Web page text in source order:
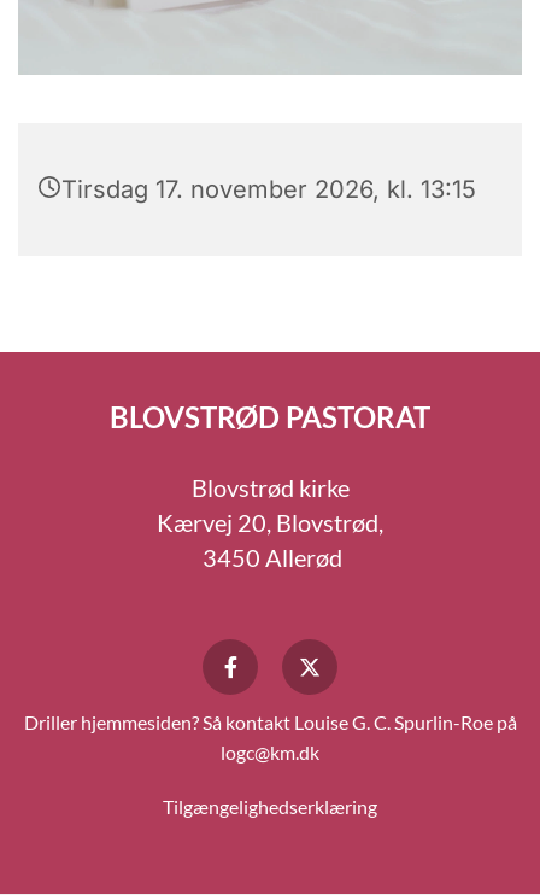
Tirsdag 17. november 2026, kl. 13:15
BLOVSTRØD PASTORAT
Blovstrød kirke
Kærvej 20, Blovstrød,
3450 Allerød
Driller hjemmesiden? Så kontakt Louise G. C. Spurlin-Roe på
logc@km.dk
Tilgængelighedserklæring